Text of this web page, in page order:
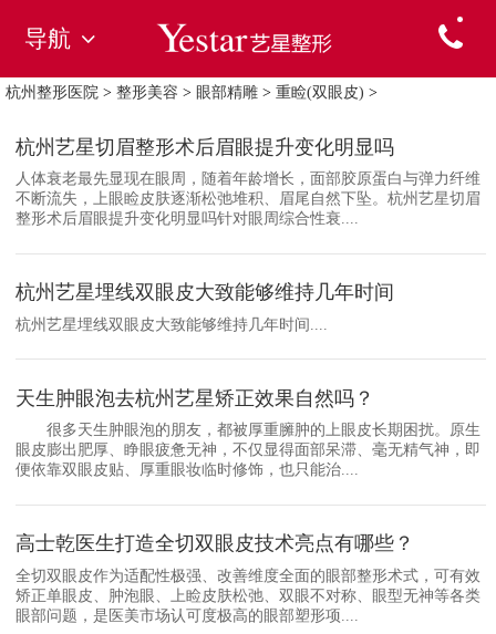
导航
杭州整形医院 > 整形美容 > 眼部精雕 > 重睑(双眼皮) >
杭州艺星切眉整形术后眉眼提升变化明显吗
人体衰老最先显现在眼周，随着年龄增长，面部胶原蛋白与弹力纤维
不断流失，上眼睑皮肤逐渐松弛堆积、眉尾自然下坠。杭州艺星切眉
整形术后眉眼提升变化明显吗针对眼周综合性衰....
杭州艺星埋线双眼皮大致能够维持几年时间
杭州艺星埋线双眼皮大致能够维持几年时间....
天生肿眼泡去杭州艺星矫正效果自然吗？
很多天生肿眼泡的朋友，都被厚重臃肿的上眼皮长期困扰。原生
眼皮膨出肥厚、睁眼疲惫无神，不仅显得面部呆滞、毫无精气神，即
便依靠双眼皮贴、厚重眼妆临时修饰，也只能治....
高士乾医生打造全切双眼皮技术亮点有哪些？
全切双眼皮作为适配性极强、改善维度全面的眼部整形术式，可有效
矫正单眼皮、肿泡眼、上睑皮肤松弛、双眼不对称、眼型无神等各类
眼部问题，是医美市场认可度极高的眼部塑形项....